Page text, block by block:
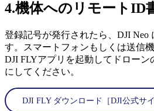
4.機体へのリモートID
登録記号が発行されたら、DJI Neo
す。スマートフォンもしくは送信機
DJI FLYアプリを起動してドロー
にしてください。
DJI FLY ダウンロード［DJI公式サイ